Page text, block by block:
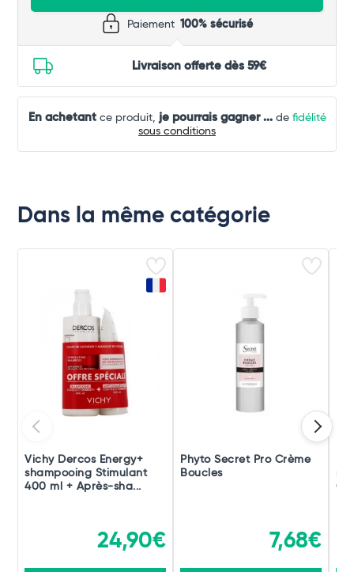
Paiement 100% sécurisé
Livraison offerte dès 59€
En achetantce produit, je pourrais gagner ...de fidélité
sous conditions
Dans la même catégorie
Vichy Dercos Energy+
shampooing Stimulant
400 ml + Après-sha...
24,90€
Phyto Secret Pro Crème
Boucles
7,68€